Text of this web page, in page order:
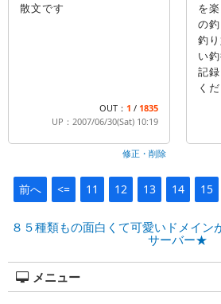
散文です
OUT： 1 / 1835
UP：2007/06/30(Sat) 10:19
修正・削除
を
の
釣
い
記
く
前へ <= 11 12 13 14 15
８５種類もの面白くて可愛いドメイン
サーバー★
メニュー